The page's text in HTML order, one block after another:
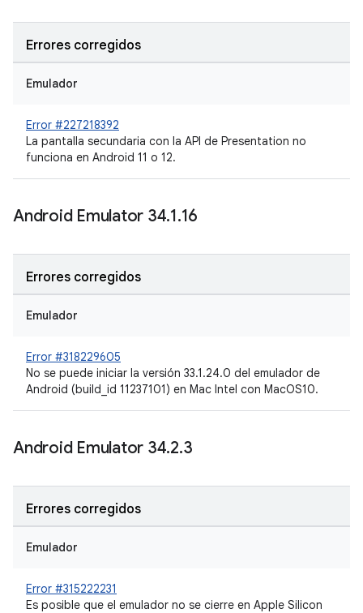
Errores corregidos
Emulador
Error #227218392
La pantalla secundaria con la API de Presentation no
funciona en Android 11 o 12.
Android Emulator 34.1.16
Errores corregidos
Emulador
Error #318229605
No se puede iniciar la versión 33.1.24.0 del emulador de
Android (build_id 11237101) en Mac Intel con MacOS10.
Android Emulator 34.2.3
Errores corregidos
Emulador
Error #315222231
Es posible que el emulador no se cierre en Apple Silicon